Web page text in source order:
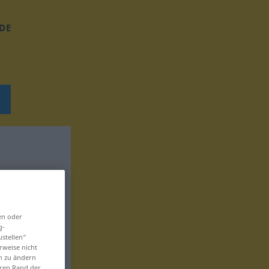
DE
oder
nicht
zu ändern